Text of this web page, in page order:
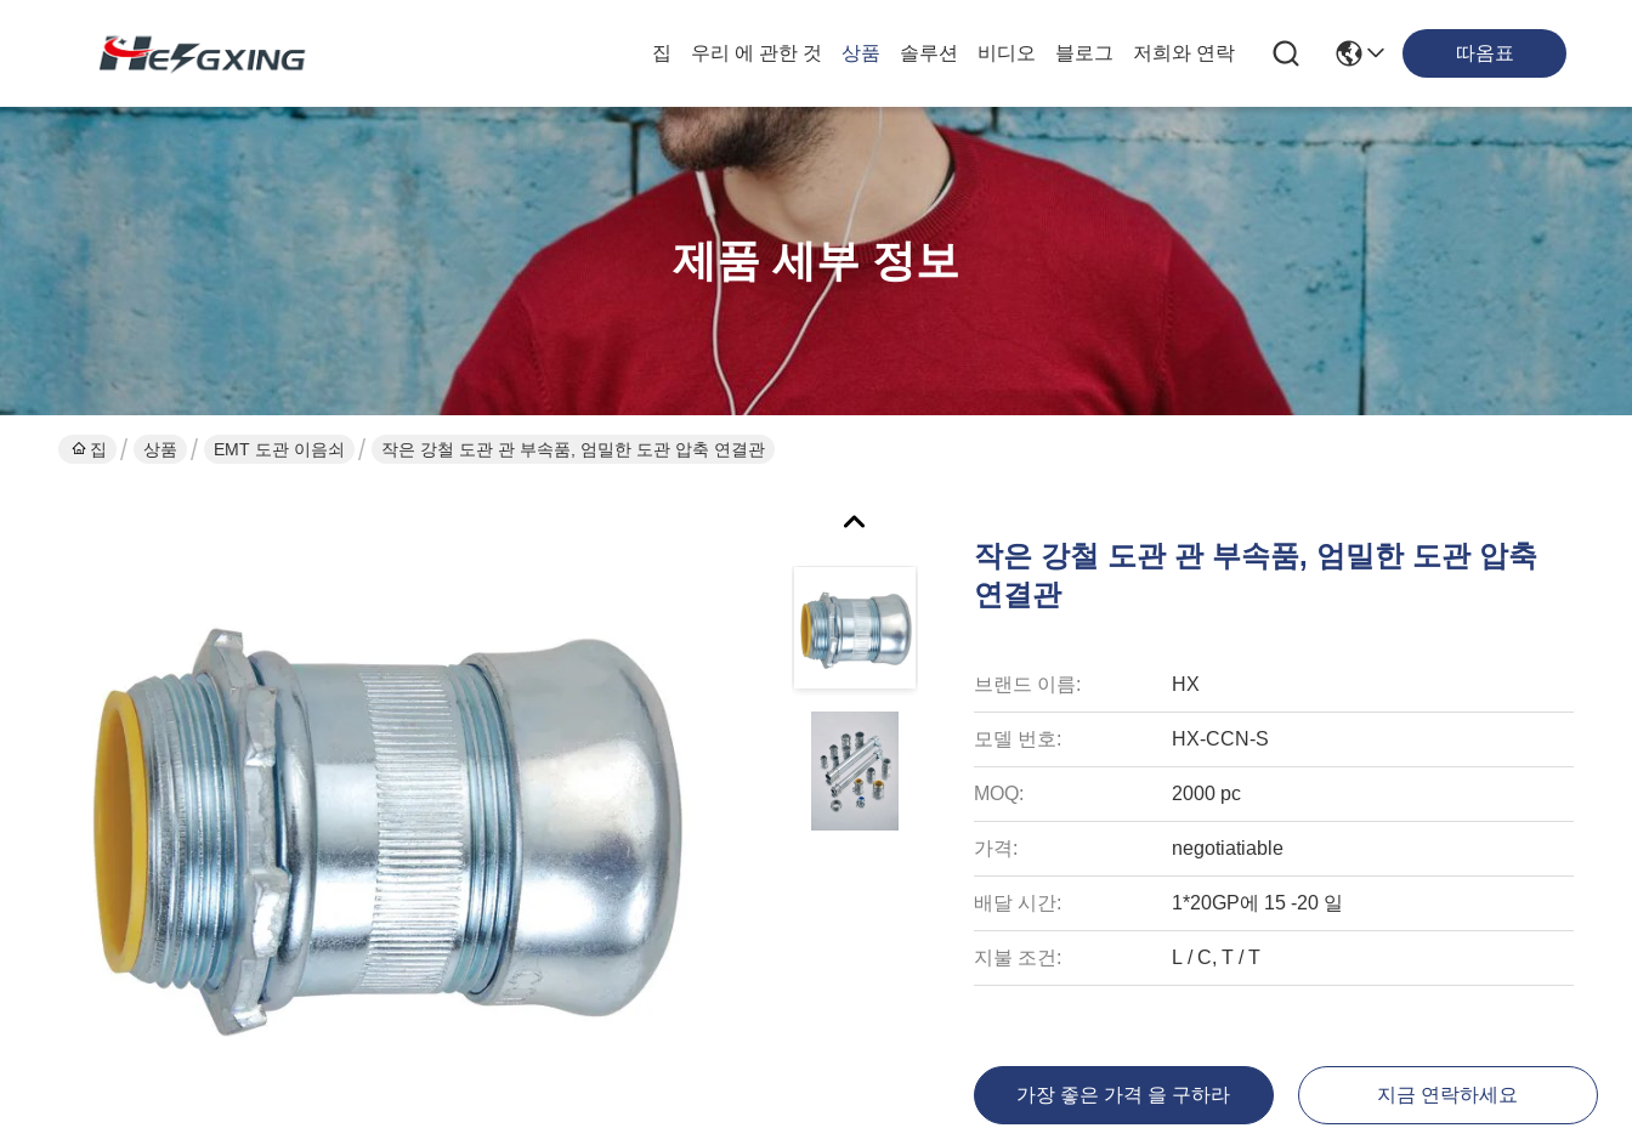
집 우리 에 관한 것 상품 솔루션 비디오 블로그 저희와 연락 따옴표
제품 세부 정보
집 상품 EMT 도관 이음쇠 작은 강철 도관 관 부속품, 엄밀한 도관 압축 연결관
작은 강철 도관 관 부속품, 엄밀한 도관 압축
연결관
브랜드 이름: HX
모델 번호: HX-CCN-S
MOQ: 2000 pc
가격: negotiatiable
배달 시간: 1*20GP에 15 -20 일
지불 조건: L / C, T / T
가장 좋은 가격 을 구하라 지금 연락하세요